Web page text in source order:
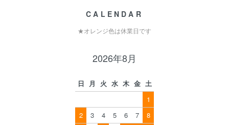
CALENDAR
★オレンジ色は休業日です
2026年8月
日 月 火 水 木 金 土
1
2
3 4 5 6 7
8